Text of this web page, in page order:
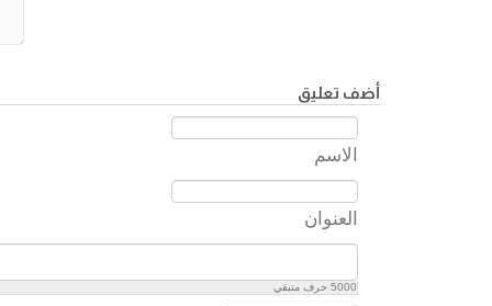
أضف تعليق
الاسم
العنوان
5000 حرف متبقي